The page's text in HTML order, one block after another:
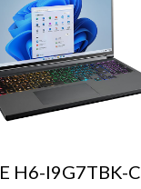
H6-I9G7TBK-C